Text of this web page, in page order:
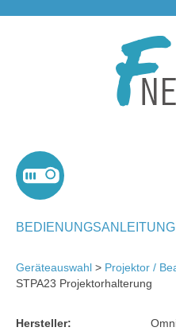
Geräteauswahl > Projektor /
STPA23 Projektorhalterung
Hersteller: